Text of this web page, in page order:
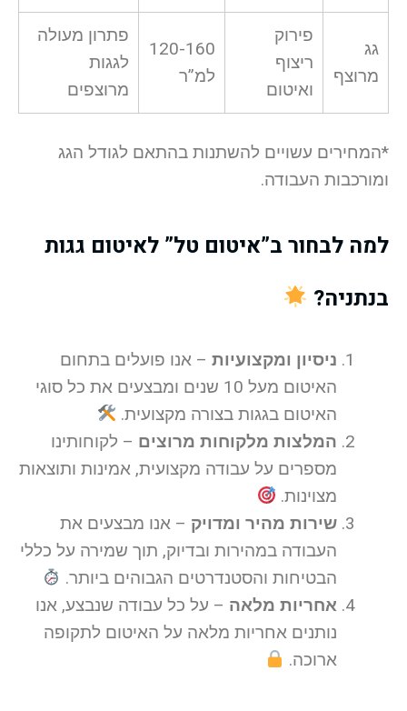
גג
מרוצף
פירוק
ריצוף
ואיטום
120-160
למ”ר
פתרון מעולה
לגגות
מרוצפים
*המחירים עשויים להשתנות בהתאם לגודל הגג
ומורכבות העבודה.
למה לבחור ב”איטום טל” לאיטום גגות
בנתניה?
ניסיון ומקצועיות – אנו פועלים בתחום
האיטום מעל 10 שנים ומבצעים את כל סוגי
האיטום בגגות בצורה מקצועית.
המלצות מלקוחות מרוצים – לקוחותינו
מספרים על עבודה מקצועית, אמינות ותוצאות
מצוינות.
שירות מהיר ומדויק – אנו מבצעים את
העבודה במהירות ובדיוק, תוך שמירה על כללי
הבטיחות והסטנדרטים הגבוהים ביותר.
אחריות מלאה – על כל עבודה שנבצע, אנו
נותנים אחריות מלאה על האיטום לתקופה
ארוכה.